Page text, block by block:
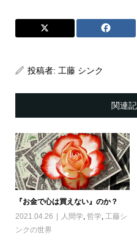
投稿者: 工藤 シンク
関連
『お金で心は買えない』のか？
2021.04.26
人間学, 哲学, 工藤シ
ンクの世界